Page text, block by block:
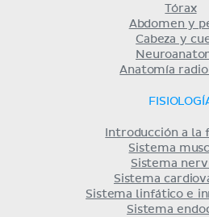
Tórax
Abdomen y
Cabeza y
Anatomía
Introducción a la
Sistema
Sistema
Sistema
Sistema linfático e
Sistema